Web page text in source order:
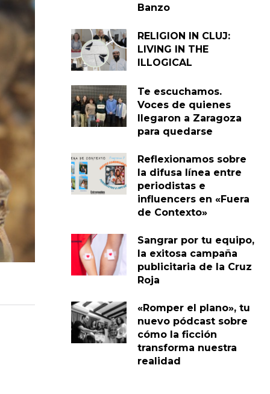
Banzo
RELIGION IN CLUJ:
LIVING IN THE
ILLOGICAL
Te escuchamos.
Voces de quienes
llegaron a Zaragoza
para quedarse
Reflexionamos sobre
la difusa línea entre
periodistas e
influencers en «Fuera
de Contexto»
Sangrar por tu equipo,
la exitosa campaña
publicitaria de la Cruz
Roja
«Romper el plano», tu
nuevo pódcast sobre
cómo la ficción
transforma nuestra
realidad